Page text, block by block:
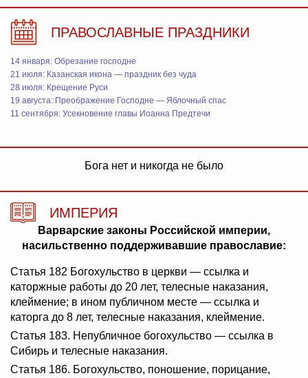
ПРАВОСЛАВНЫЕ ПРАЗДНИКИ
14 января: Обрезание господне
21 июля: Казанская икона — праздник без чуда
28 июля: Крещение Руси
19 августа: Преображение Господне — Яблочный спас
11 сентября: Усекновение главы Иоанна Предтечи
Бога нет и никогда не было
ИМПЕРИЯ
Варварские законы Российской империи,
насильственно поддерживавшие православие:
Статья 182 Богохульство в церкви — ссылка и
каторжные работы до 20 лет, телесные наказания,
клеймение; в ином публичном месте — ссылка и
каторга до 8 лет, телесные наказания, клеймение.
Статья 183. Непубличное богохульство — ссылка в
Сибирь и телесные наказания.
Статья 186. Богохульство, поношение, порицание,